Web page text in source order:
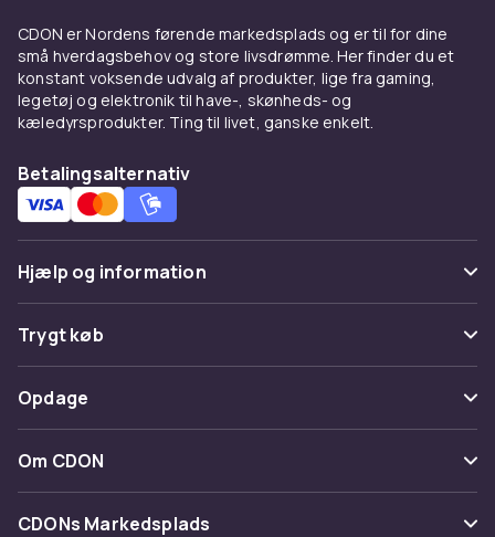
Højde:82 cm - 94 cm
Ryglænets højde: 42 cm
Sæde:49 cm x 42 cm
Justerbar højde:Ja
Vægt:7 kg
Materiale: Polypropylen, metal
Pakkemål:70x30x51 cm
komfort under dit arbejde, men også tilføje et stilfuldt
element til dit kontor. Vent ikke længere, og opgrader
din arbejdsplads med denne højkvalitets og praktiske
kontorstol.
Farve
Black
Materiale
Metal, Polypropylene, Faux leather
Størrelse
CDON er Nordens førende markedsplads og er til for dine
små hverdagsbehov og store livsdrømme. Her finder du et
konstant voksende udvalg af produkter, lige fra gaming,
legetøj og elektronik til have-, skønheds- og
kæledyrsprodukter. Ting til livet, ganske enkelt.
Betalingsalternativ
Hjælp og information
Ofte stillede spørgsmål
Spor pakke
Fortryd & returner her
Kontakt os
Trygt køb
Betaling
Levering
Tilbagekaldelser
Opdage
Kategorier
Maerke
Om CDON
Om os
CDONs Markedsplads